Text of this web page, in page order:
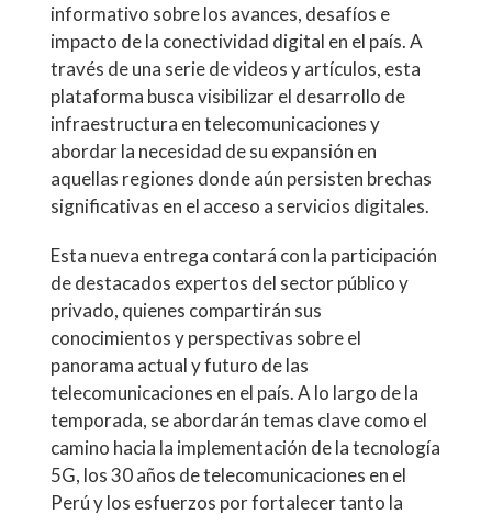
informativo sobre los avances, desafíos e
impacto de la conectividad digital en el país. A
través de una serie de videos y artículos, esta
plataforma busca visibilizar el desarrollo de
infraestructura en telecomunicaciones y
abordar la necesidad de su expansión en
aquellas regiones donde aún persisten brechas
significativas en el acceso a servicios digitales.
Esta nueva entrega contará con la participación
de destacados expertos del sector público y
privado, quienes compartirán sus
conocimientos y perspectivas sobre el
panorama actual y futuro de las
telecomunicaciones en el país. A lo largo de la
temporada, se abordarán temas clave como el
camino hacia la implementación de la tecnología
5G, los 30 años de telecomunicaciones en el
Perú y los esfuerzos por fortalecer tanto la